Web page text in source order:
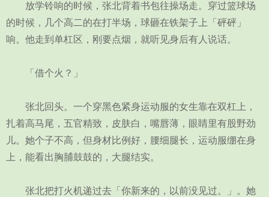
放学铃响的时候，张北背着书包往操场走。穿过篮球场
的时候，几个高二的在打半场，球砸在铁架子上「砰砰」
响。他走到单杠区，刚要点烟，就听见身后有人说话。
「借个火？」
张北回头。一个穿黑色紧身运动服的女生靠在双杠上，
扎着高马尾，五官精致，皮肤白，嘴唇薄，眼睛里有股野劲
儿。她个子不高，但身材比例好，腰细腿长，运动服绷在身
上，能看出胸脯鼓鼓的，大腿结实。
张北把打火机递过去「你新来的，以前没见过。」。她